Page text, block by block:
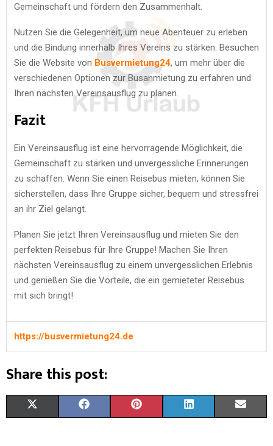
Gemeinschaft und fördern den Zusammenhalt.
Nutzen Sie die Gelegenheit, um neue Abenteuer zu erleben
und die Bindung innerhalb Ihres Vereins zu stärken. Besuchen
Sie die Website von Busvermietung24, um mehr über die
verschiedenen Optionen zur Busanmietung zu erfahren und
Ihren nächsten Vereinsausflug zu planen.
Fazit
Ein Vereinsausflug ist eine hervorragende Möglichkeit, die
Gemeinschaft zu stärken und unvergessliche Erinnerungen
zu schaffen. Wenn Sie einen Reisebus mieten, können Sie
sicherstellen, dass Ihre Gruppe sicher, bequem und stressfrei
an ihr Ziel gelangt.
Planen Sie jetzt Ihren Vereinsausflug und mieten Sie den
perfekten Reisebus für Ihre Gruppe! Machen Sie Ihren
nächsten Vereinsausflug zu einem unvergesslichen Erlebnis
und genießen Sie die Vorteile, die ein gemieteter Reisebus
mit sich bringt!
https://busvermietung24.de
Share this post: